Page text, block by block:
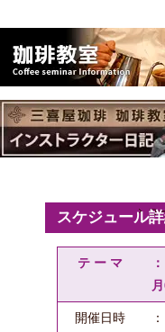
コ
スケジュール
テ ー マ
開催日時